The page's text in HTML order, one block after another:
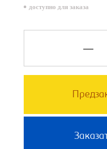
доступно для заказа